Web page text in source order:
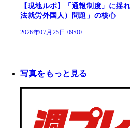
【現地ルポ】「通報制度」に揺
法就労外国人）問題」の核心
2026年07月25日 09:00
写真をもっと見る